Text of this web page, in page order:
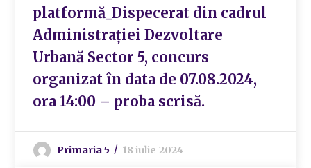
platformă_Dispecerat din cadrul
Administrației Dezvoltare
Urbană Sector 5, concurs
organizat în data de 07.08.2024,
ora 14:00 – proba scrisă.
Primaria 5 18 iulie 2024